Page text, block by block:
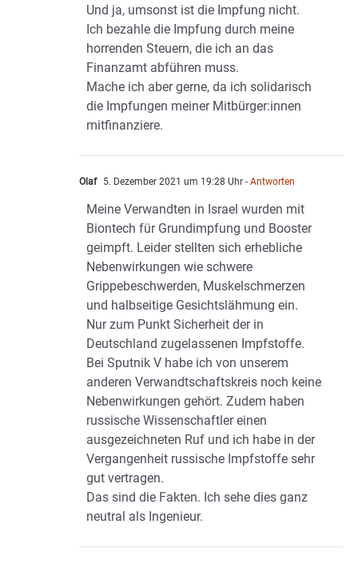
Und ja, umsonst ist die Impfung nicht.
Ich bezahle die Impfung durch meine
horrenden Steuern, die ich an das
Finanzamt abführen muss.
Mache ich aber gerne, da ich solidarisch
die Impfungen meiner Mitbürger:innen
mitfinanziere.
Olaf 5. Dezember 2021 um 19:28 Uhr - Antworten
Meine Verwandten in Israel wurden mit
Biontech für Grundimpfung und Booster
geimpft. Leider stellten sich erhebliche
Nebenwirkungen wie schwere
Grippebeschwerden, Muskelschmerzen
und halbseitige Gesichtslähmung ein.
Nur zum Punkt Sicherheit der in
Deutschland zugelassenen Impfstoffe.
Bei Sputnik V habe ich von unserem
anderen Verwandtschaftskreis noch keine
Nebenwirkungen gehört. Zudem haben
russische Wissenschaftler einen
ausgezeichneten Ruf und ich habe in der
Vergangenheit russische Impfstoffe sehr
gut vertragen.
Das sind die Fakten. Ich sehe dies ganz
neutral als Ingenieur.